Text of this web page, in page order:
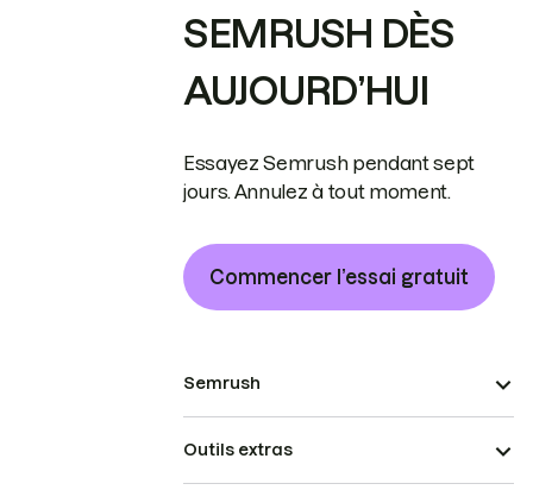
SEMRUSH DÈS
AUJOURD’HUI
Essayez Semrush pendant sept
jours. Annulez à tout moment.
Commencer l’essai gratuit
Semrush
Outils extras